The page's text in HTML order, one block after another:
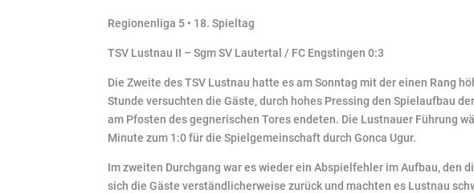
Regionenliga 5 • 18. Spieltag
TSV Lustnau II – Sgm SV Lautertal / FC Engstingen 0:3
Die Zweite des TSV Lustnau hatte es am Sonntag mit der einen Rang
Stunde versuchten die Gäste, durch hohes Pressing den Spielaufbau
am Pfosten des gegnerischen Tores endeten. Die Lustnauer Führung
Minute zum 1:0 für die Spielgemeinschaft durch Gonca Ugur.
Im zweiten Durchgang war es wieder ein Abspielfehler im Aufbau, den
sich die Gäste verständlicherweise zurück und machten es Lustnau